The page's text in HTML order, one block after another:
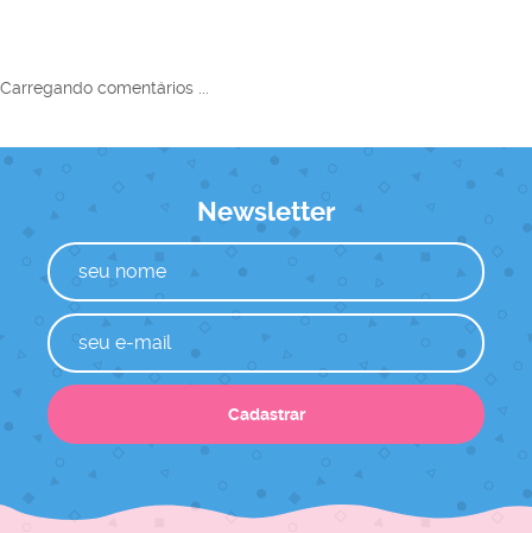
Carregando comentários ...
Newsletter
Cadastrar